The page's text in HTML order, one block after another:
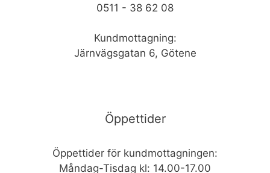
0511 - 38 62 08
Kundmottagning:
Järnvägsgatan 6, Götene
Öppettider
Öppettider för kundmottagningen:
Måndag-Tisdag kl: 14.00-17.00